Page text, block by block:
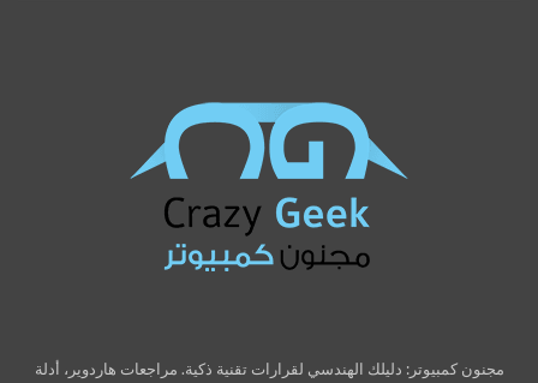
مجنون كمبيوتر: دليلك الهندسي لقرارات تقنية ذكية. مراجعات هاردوير، أدلة